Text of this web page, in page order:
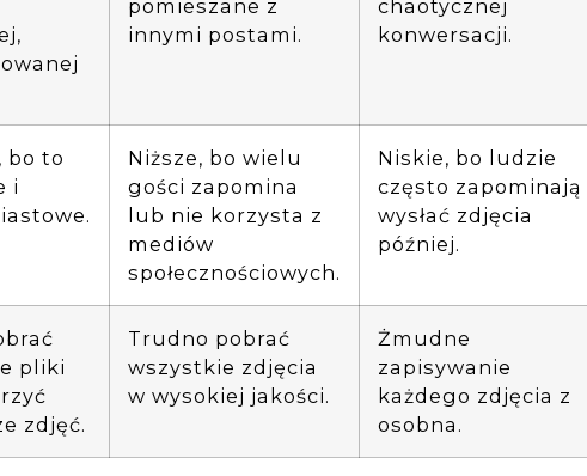
pomieszane z
innymi postami.
chaotycznej
konwersacji.
bo to
i
Niższe, bo wielu
gości zapomina
lub nie korzysta z
mediów
społecznościowych.
Niskie, bo ludzie
często zapominają
wysłać zdjęcia
później.
pliki
zdjęć.
Trudno pobrać
wszystkie zdjęcia
w wysokiej jakości.
Żmudne
zapisywanie
każdego zdjęcia z
osobna.